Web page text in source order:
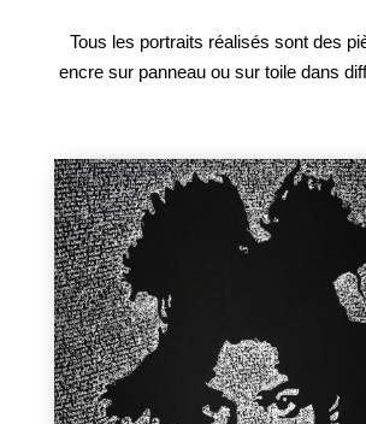
Tous les portraits réalisés sont des
encre sur panneau ou sur toile dans